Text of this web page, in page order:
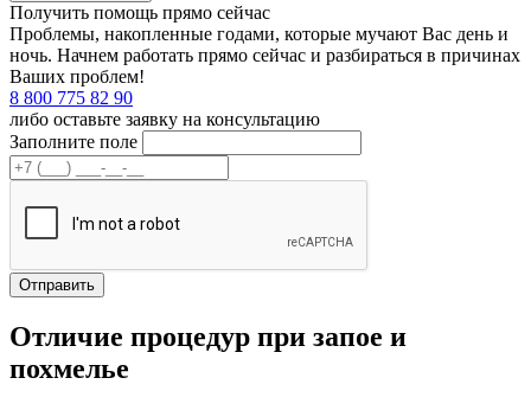
Получить помощь прямо сейчас
Проблемы, накопленные годами, которые мучают Вас день и
ночь. Начнем работать прямо сейчас и разбираться в причинах
Ваших проблем!
8 800 775 82 90
либо оставьте заявку на консультацию
Заполните поле
Отличие процедур при запое и
похмелье